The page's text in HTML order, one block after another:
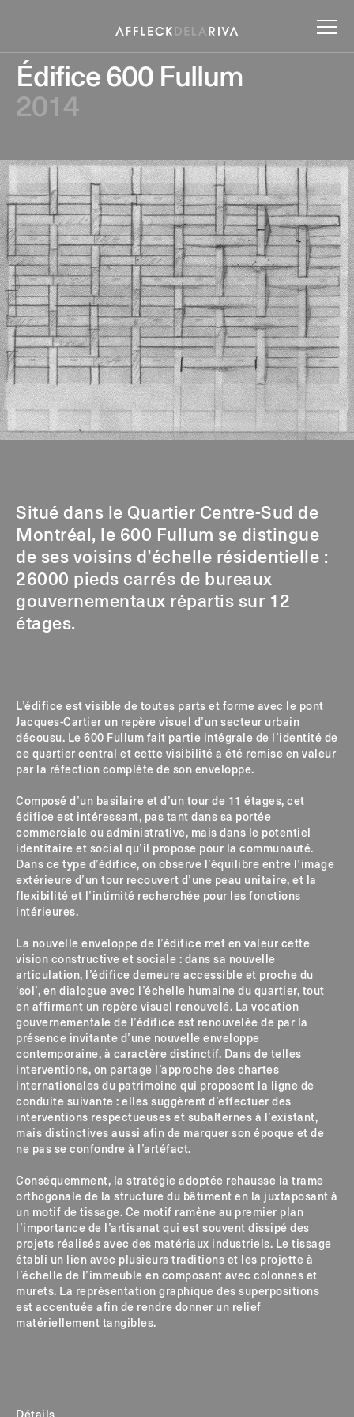
Édifice 600 Fullum
2014
Situé dans le Quartier Centre-Sud de
Montréal, le 600 Fullum se distingue
de ses voisins d’échelle résidentielle :
26000 pieds carrés de bureaux
gouvernementaux répartis sur 12
étages.
L’édifice est visible de toutes parts et forme avec le pont
Jacques-Cartier un repère visuel d’un secteur urbain
décousu. Le 600 Fullum fait partie intégrale de l’identité de
ce quartier central et cette visibilité a été remise en valeur
par la réfection complète de son enveloppe.
Composé d’un basilaire et d’un tour de 11 étages, cet
édifice est intéressant, pas tant dans sa portée
commerciale ou administrative, mais dans le potentiel
identitaire et social qu’il propose pour la communauté.
Dans ce type d’édifice, on observe l’équilibre entre l’image
extérieure d’un tour recouvert d’une peau unitaire, et la
flexibilité et l’intimité recherchée pour les fonctions
intérieures.
La nouvelle enveloppe de l’édifice met en valeur cette
vision constructive et sociale : dans sa nouvelle
articulation, l’édifice demeure accessible et proche du
‘sol’, en dialogue avec l’échelle humaine du quartier, tout
en affirmant un repère visuel renouvelé. La vocation
gouvernementale de l’édifice est renouvelée de par la
présence invitante d’une nouvelle enveloppe
contemporaine, à caractère distinctif. Dans de telles
interventions, on partage l’approche des chartes
internationales du patrimoine qui proposent la ligne de
conduite suivante : elles suggèrent d’effectuer des
interventions respectueuses et subalternes à l’existant,
mais distinctives aussi afin de marquer son époque et de
ne pas se confondre à l’artéfact.
Conséquemment, la stratégie adoptée rehausse la trame
orthogonale de la structure du bâtiment en la juxtaposant à
un motif de tissage. Ce motif ramène au premier plan
l’importance de l’artisanat qui est souvent dissipé des
projets réalisés avec des matériaux industriels. Le tissage
établi un lien avec plusieurs traditions et les projette à
l’échelle de l’immeuble en composant avec colonnes et
murets. La représentation graphique des superpositions
est accentuée afin de rendre donner un relief
matériellement tangibles.